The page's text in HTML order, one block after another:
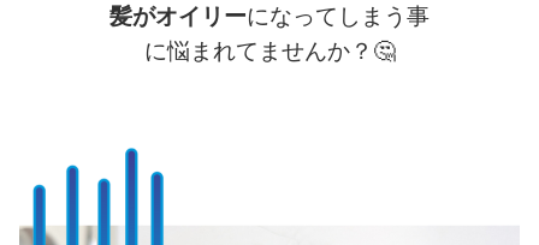
髪がオイリーになってしまう事
に悩まれてませんか？ 🤔